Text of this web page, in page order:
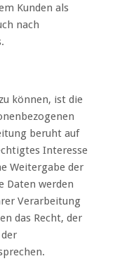
Kunden als
nach
können, ist die
beruht auf
Interesse
Weitergabe der
Daten werden
Verarbeitung
das Recht, der